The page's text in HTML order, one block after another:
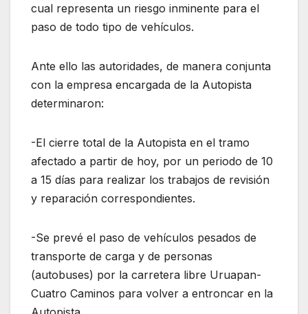
cual representa un riesgo inminente para el
paso de todo tipo de vehículos.
Ante ello las autoridades, de manera conjunta
con la empresa encargada de la Autopista
determinaron:
-El cierre total de la Autopista en el tramo
afectado a partir de hoy, por un periodo de 10
a 15 días para realizar los trabajos de revisión
y reparación correspondientes.
-Se prevé el paso de vehículos pesados de
transporte de carga y de personas
(autobuses) por la carretera libre Uruapan-
Cuatro Caminos para volver a entroncar en la